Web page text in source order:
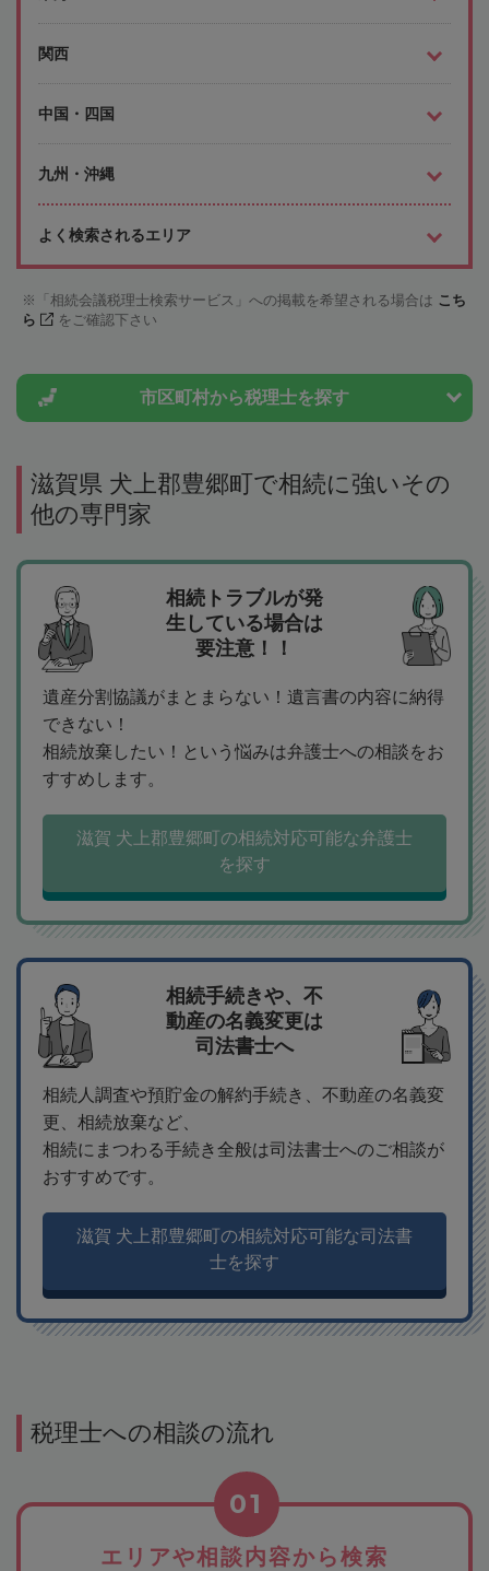
関西
中国・四国
九州・沖縄
よく検索されるエリア
「相続会議税理士検索サービス」への掲載を希望される場合は こち
ら
をご確認下さい
市区町村から税理士を探す
滋賀県 犬上郡豊郷町で相続に強いその
他の専門家
相続トラブルが発
生している場合は
要注意！！
遺産分割協議がまとまらない！遺言書の内容に納得
できない！
相続放棄したい！という悩みは弁護士への相談をお
すすめします。
滋賀 犬上郡豊郷町の相続対応可能な弁護士
を探す
相続手続きや、不
動産の名義変更は
司法書士へ
相続人調査や預貯金の解約手続き、不動産の名義変
更、相続放棄など、
相続にまつわる手続き全般は司法書士へのご相談が
おすすめです。
滋賀 犬上郡豊郷町の相続対応可能な司法書
士を探す
税理士への相談の流れ
エリアや相談内容から検索
01